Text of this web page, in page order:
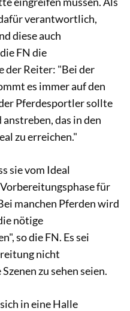
verantwortlich,
diese auch
FN die
der Reiter: "Bei der
es immer auf den
Pferdesportler sollte
das in den
zu erreichen."
sie vom Ideal
für
manchen Pferden wird
nötige
so die FN. Es sei
nicht
zu sehen seien.
in eine Halle